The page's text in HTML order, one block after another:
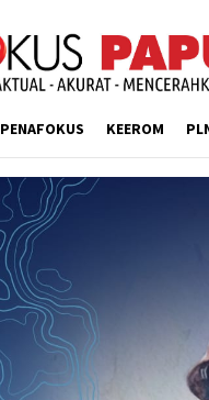
PENAFOKUS KEEROM